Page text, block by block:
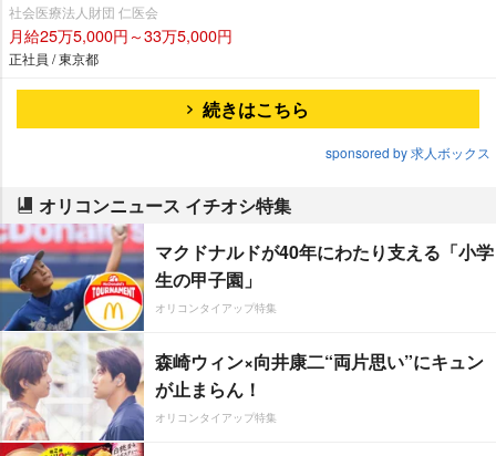
社会医療法人財団 仁医会
月給25万5,000円～33万5,000円
正社員 / 東京都
続きはこちら
sponsored by 求人ボックス
オリコンニュース イチオシ特集
マクドナルドが40年にわたり支える「小学
生の甲子園」
オリコンタイアップ特集
森崎ウィン×向井康二“両片思い”にキュン
が止まらん！
オリコンタイアップ特集